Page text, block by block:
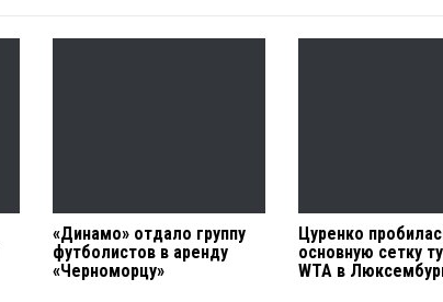
«Динамо» отдало группу
футболистов в аренду
«Черноморцу»
Цуренко
основную сетку
WTA в